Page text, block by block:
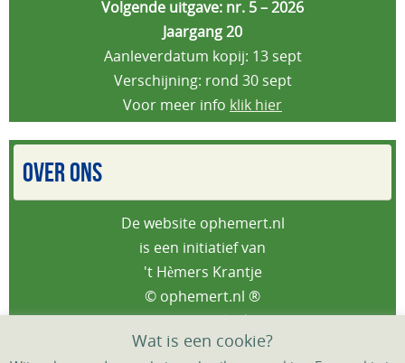
Volgende uitgave: nr. 5 – 2026
Jaargang 20
Aanleverdatum kopij: 13 sept
Verschijning: rond 30 sept
Voor meer info klik hier
OVER ONS
De website ophemert.nl
is een initiatief van
't Hèmers Krantje
© ophemert.nl ®
Privacybeleid
Wat is een cookie?